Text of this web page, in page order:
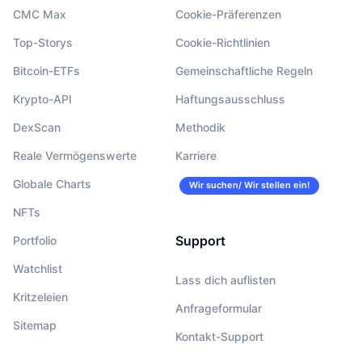
CMC Max
Top-Storys
Bitcoin-ETFs
Krypto-API
DexScan
Reale Vermögenswerte
Globale Charts
NFTs
Portfolio
Watchlist
Kritzeleien
Sitemap
Cookie-Präferenzen
Cookie-Richtlinien
Gemeinschaftliche Regeln
Haftungsausschluss
Methodik
Karriere
Wir suchen/ Wir stellen ein!
Support
Lass dich auflisten
Anfrageformular
Kontakt-Support